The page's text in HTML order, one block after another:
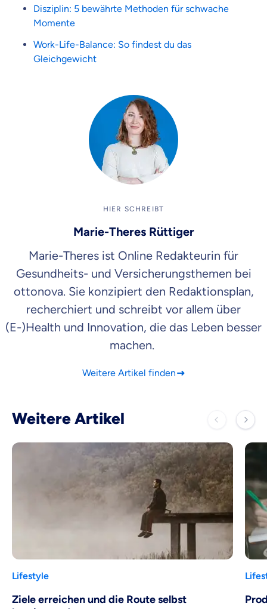
Disziplin: 5 bewährte Methoden für schwache
Momente
Work-Life-Balance: So findest du das
Gleichgewicht
HIER SCHREIBT
Marie-Theres Rüttiger
Marie-Theres ist Online Redakteurin für
Gesundheits- und Versicherungsthemen bei
ottonova. Sie konzipiert den Redaktionsplan,
recherchiert und schreibt vor allem über
(E-)Health und Innovation, die das Leben besser
machen.
Weitere Artikel finden
Weitere Artikel
Lifestyle
Ziele erreichen und die Route selbst